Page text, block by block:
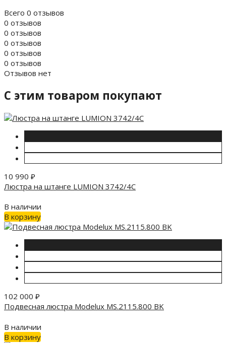
Всего 0 отзывов
0 отзывов
0 отзывов
0 отзывов
0 отзывов
0 отзывов
Отзывов нет
C этим товаром покупают
10 990 ₽
Люстра на штанге LUMION 3742/4C
В наличии
В корзину
102 000 ₽
Подвесная люстра Modelux MS.2115.800 BK
В наличии
В корзину